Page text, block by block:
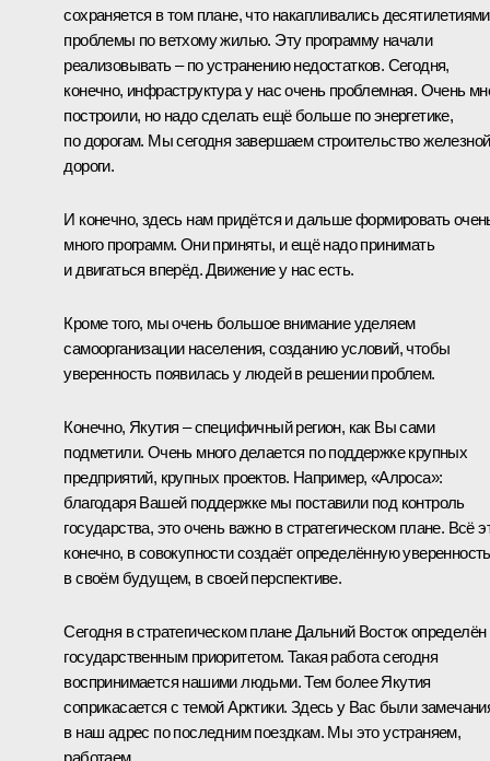
сохраняется в том плане, что накапливались десятилетиями
проблемы по ветхому жилью. Эту программу начали
реализовывать – по устранению недостатков. Сегодня,
конечно, инфраструктура у нас очень проблемная. Очень
построили, но надо сделать ещё больше по энергетике,
по дорогам. Мы сегодня завершаем строительство железной
дороги.
И конечно, здесь нам придётся и дальше формировать
много программ. Они приняты, и ещё надо принимать
и двигаться вперёд. Движение у нас есть.
Кроме того, мы очень большое внимание уделяем
самоорганизации населения, созданию условий, чтобы
уверенность появилась у людей в решении проблем.
Конечно, Якутия – специфичный регион, как Вы сами
подметили. Очень много делается по поддержке крупных
предприятий, крупных проектов. Например, «Алроса»:
благодаря Вашей поддержке мы поставили под контроль
государства, это очень важно в стратегическом плане. Всё
конечно, в совокупности создаёт определённую уверенность
в своём будущем, в своей перспективе.
Сегодня в стратегическом плане Дальний Восток определён
государственным приоритетом. Такая работа сегодня
воспринимается нашими людьми. Тем более Якутия
соприкасается с темой Арктики. Здесь у Вас были
в наш адрес по последним поездкам. Мы это устраняем,
работаем.